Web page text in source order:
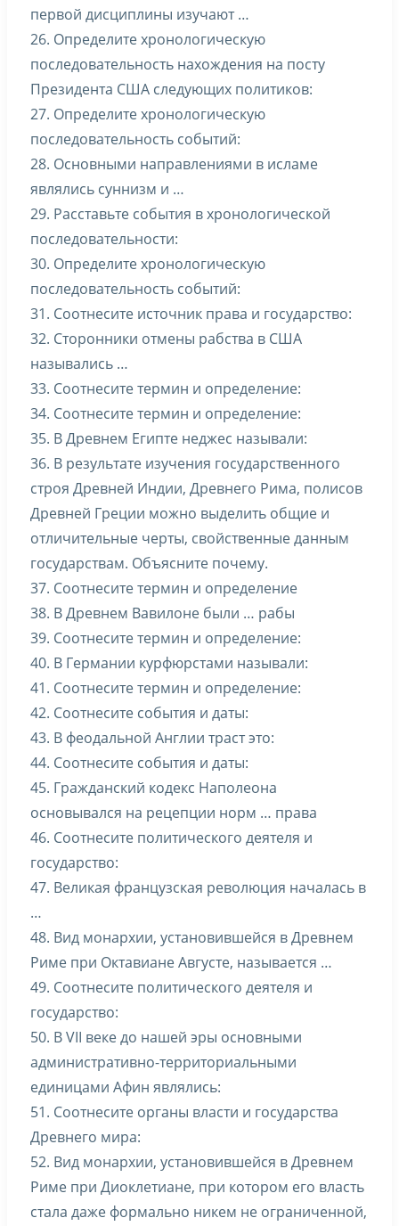
первой дисциплины изучают …
26. Определите хронологическую
последовательность нахождения на посту
Президента США следующих политиков:
27. Определите хронологическую
последовательность событий:
28. Основными направлениями в исламе
являлись суннизм и …
29. Расставьте события в хронологической
последовательности:
30. Определите хронологическую
последовательность событий:
31. Соотнесите источник права и государство:
32. Сторонники отмены рабства в США
назывались …
33. Соотнесите термин и определение:
34. Соотнесите термин и определение:
35. В Древнем Египте неджес называли:
36. В результате изучения государственного
строя Древней Индии, Древнего Рима, полисов
Древней Греции можно выделить общие и
отличительные черты, свойственные данным
государствам. Объясните почему.
37. Соотнесите термин и определение
38. В Древнем Вавилоне были … рабы
39. Соотнесите термин и определение:
40. В Германии курфюрстами называли:
41. Соотнесите термин и определение:
42. Соотнесите события и даты:
43. В феодальной Англии траст это:
44. Соотнесите события и даты:
45. Гражданский кодекс Наполеона
основывался на рецепции норм … права
46. Соотнесите политического деятеля и
государство:
47. Великая французская революция началась в
…
48. Вид монархии, установившейся в Древнем
Риме при Октавиане Августе, называется …
49. Соотнесите политического деятеля и
государство:
50. В VII веке до нашей эры основными
административно-территориальными
единицами Афин являлись:
51. Соотнесите органы власти и государства
Древнего мира:
52. Вид монархии, установившейся в Древнем
Риме при Диоклетиане, при котором его власть
стала даже формально никем не ограниченной,